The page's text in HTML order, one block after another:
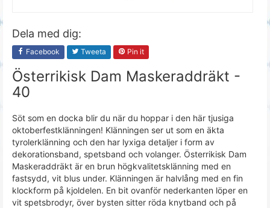
Dela med dig:
Facebook Tweeta Pin it
Österrikisk Dam Maskeraddräkt -
40
Söt som en docka blir du när du hoppar i den här tjusiga
oktoberfestklänningen! Klänningen ser ut som en äkta
tyrolerklänning och den har lyxiga detaljer i form av
dekorationsband, spetsband och volanger. Österrikisk Dam
Maskeraddräkt är en brun högkvalitetsklänning med en
fastsydd, vit blus under. Klänningen är halvlång med en fin
klockform på kjoldelen. En bit ovanför nederkanten löper en
vit spetsbrodyr, över bysten sitter röda knytband och på